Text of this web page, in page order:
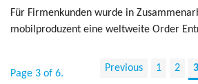
Für Fir­menkun­den wurde in
mo­bil­pro­duzent eine weltweite Order
Page 3 of 6. Previous 1 2 3